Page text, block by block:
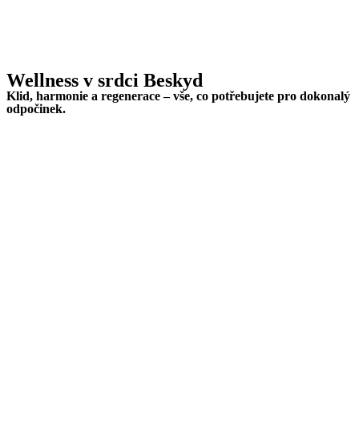
Wellness v srdci Beskyd
Klid, harmonie a regenerace – vše, co potřebujete pro dokonalý
odpočinek.